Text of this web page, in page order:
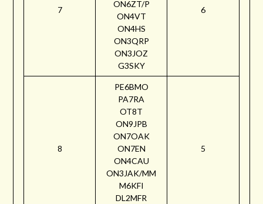
7
ON6ZT/P
ON4VT
ON4HS
ON3QRP
ON3JOZ
G3SKY
6
8
PE6BMO
PA7RA
OT8T
ON9JPB
ON7OAK
ON7EN
ON4CAU
ON3JAK/MM
M6KFI
DL2MFR
5